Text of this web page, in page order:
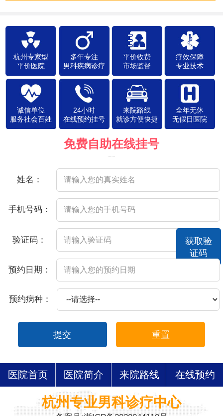
杭州专家型
平价医院
多年专注
男科疾病诊疗
平价收费
市场监督
疗效保障
专业技术
诚信单位
服务社会百姓
24小时
在线预约挂号
来院路线
就诊方便快捷
全年无休
无假日医院
免费自助在线挂号
姓名：
手机号码：
验证码：
获取验
证码
预约日期：
预约病种：
提交 重置
医院首页 医院简介 来院路线 在线预约
杭州专业男科诊疗中心